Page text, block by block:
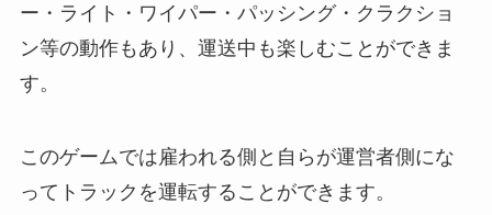
ー・ライト・ワイパー・パッシング・クラクショ
ン等の動作もあり、運送中も楽しむことができま
す。
このゲームでは雇われる側と自らが運営者側にな
ってトラックを運転することができます。